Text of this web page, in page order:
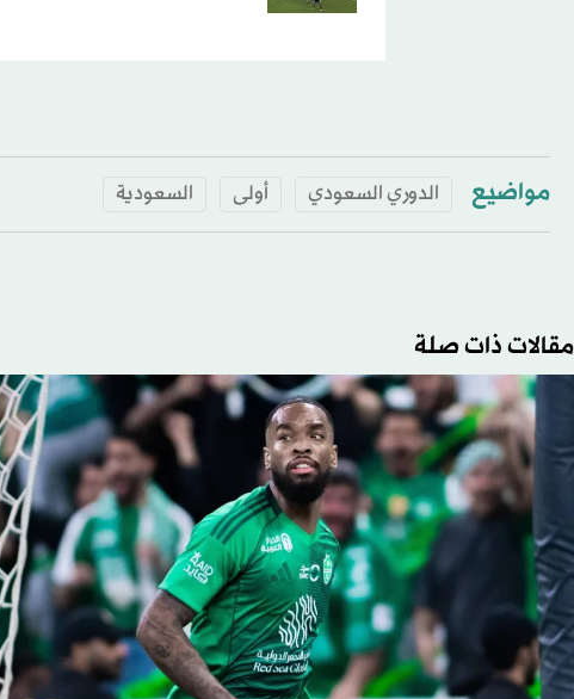
مواضيع الدوري السعودي أولى السعودية
مقالات ذات صلة